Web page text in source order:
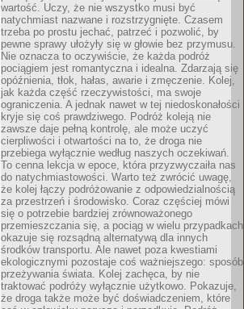
wartość. Uczy, że nie wszystko musi być
natychmiast nazwane i rozstrzygnięte. Czasem
trzeba po prostu jechać, patrzeć i pozwolić, by
pewne sprawy ułożyły się w głowie bez przymusu.
Nie oznacza to oczywiście, że każda podróż
pociągiem jest romantyczna i idealna. Zdarzają się
opóźnienia, tłok, hałas, awarie i zmęczenie. Kolej,
jak każda część rzeczywistości, ma swoje
ograniczenia. A jednak nawet w tej niedoskonałości
kryje się coś prawdziwego. Podróż koleją nie
zawsze daje pełną kontrolę, ale może uczyć
cierpliwości i otwartości na to, że droga nie
przebiega wyłącznie według naszych oczekiwań.
To cenna lekcja w epoce, która przyzwyczaiła nas
do natychmiastowości. Warto też zwrócić uwagę,
że kolej łączy podróżowanie z odpowiedzialnością
za przestrzeń i środowisko. Coraz częściej mówi
się o potrzebie bardziej zrównoważonego
przemieszczania się, a pociąg w wielu przypadkach
okazuje się rozsądną alternatywą dla innych
środków transportu. Ale nawet poza kwestiami
ekologicznymi pozostaje coś ważniejszego: sposób
przeżywania świata. Kolej zachęca, by nie
traktować podróży wyłącznie użytkowo. Pokazuje,
że droga także może być doświadczeniem, które